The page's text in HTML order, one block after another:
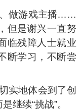
、做游戏主播……
但是谢兴一直努
临残障人士就业
断学习，不断尝
实地体会到了创
继续“挑战”。